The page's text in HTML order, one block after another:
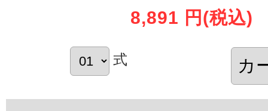
8,891 円 (税込)
式